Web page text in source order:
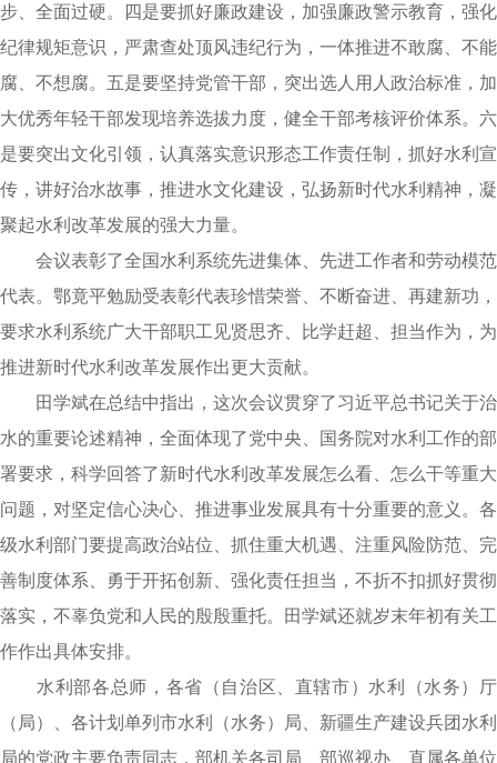
步、全面过硬。四是要抓好廉政建设，加强廉政警示教育，强化
纪律规矩意识，严肃查处顶风违纪行为，一体推进不敢腐、不能
腐、不想腐。五是要坚持党管干部，突出选人用人政治标准，加
大优秀年轻干部发现培养选拔力度，健全干部考核评价体系。六
是要突出文化引领，认真落实意识形态工作责任制，抓好水利宣
传，讲好治水故事，推进水文化建设，弘扬新时代水利精神，凝
聚起水利改革发展的强大力量。
会议表彰了全国水利系统先进集体、先进工作者和劳动模范
代表。鄂竟平勉励受表彰代表珍惜荣誉、不断奋进、再建新功，
要求水利系统广大干部职工见贤思齐、比学赶超、担当作为，为
推进新时代水利改革发展作出更大贡献。
田学斌在总结中指出，这次会议贯穿了习近平总书记关于治
水的重要论述精神，全面体现了党中央、国务院对水利工作的部
署要求，科学回答了新时代水利改革发展怎么看、怎么干等重大
问题，对坚定信心决心、推进事业发展具有十分重要的意义。各
级水利部门要提高政治站位、抓住重大机遇、注重风险防范、完
善制度体系、勇于开拓创新、强化责任担当，不折不扣抓好贯彻
落实，不辜负党和人民的殷殷重托。田学斌还就岁末年初有关工
作作出具体安排。
水利部各总师，各省（自治区、直辖市）水利（水务）厅
（局）、各计划单列市水利（水务）局、新疆生产建设兵团水利
局的党政主要负责同志，部机关各司局、部巡视办、直属各单位